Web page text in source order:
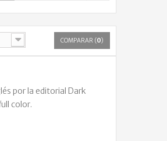
COMPARAR (0)
por la editorial Dark
color.